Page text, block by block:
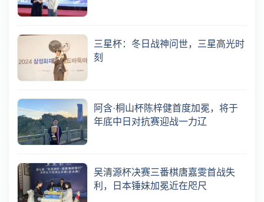
三星杯：冬日战神问世，三星高光时
刻
阿含·桐山杯陈梓健首度加冕，将于
年底中日对抗赛迎战一力辽
吴清源杯决赛三番棋唐嘉雯首战失
利，日本锤妹加冕近在咫尺